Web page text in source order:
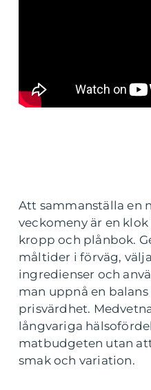
Att sammanställa en
veckomeny är en
kropp och plånbok.
måltider i förväg,
ingredienser och
man uppnå en
prisvärdhet.
långvariga
matbudgeten utan
smak och variation.